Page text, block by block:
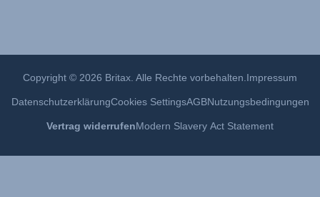
Copyright © 2026 Britax. Alle Rechte vorbehalten.Impressum
DatenschutzerklärungCookies SettingsAGBNutzungsbedingungen
Vertrag widerrufenModern Slavery Act Statement